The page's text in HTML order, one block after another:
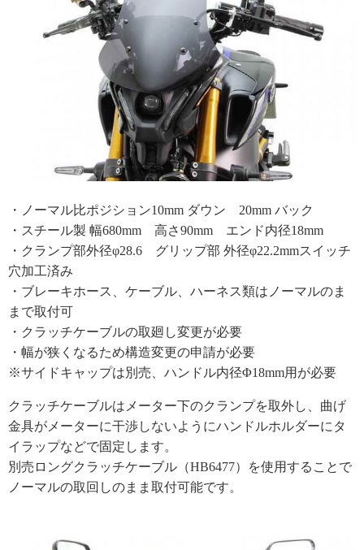
・ノーマル比ポジション10mm ダウン 20mm バック
・スチール製 幅680mm 高さ90mm エンド内径18mm
・クランプ部外径φ28.6 グリップ部 外径φ22.2mmスイッチ
穴加工済み
・ブレーキホース、ケーブル、ハーネス類はノーマルのま
まで取付可
・クラッチケーブルの取廻し変更が必要
・幅が狭くなるため構造変更の申請が必要
※サイドキャップは別売、ハンドル内径Φ18mm用が必要
クラッチケーブルはメーター下のクランプを取外し、曲げ
金具がメーターに干渉しないようにハンドルホルダーにタ
イラップなどで固定します。
別売ロングクラッチケーブル（HB6477）を使用することで
ノーマルの取回しのまま取付可能です。